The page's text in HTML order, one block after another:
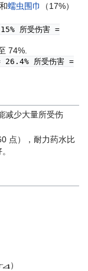
和蠕虫围巾
（17%）
所受伤害 =
74%.
26.4% 所受伤害 =
减少大量所受伤
点），耐力药水比
）